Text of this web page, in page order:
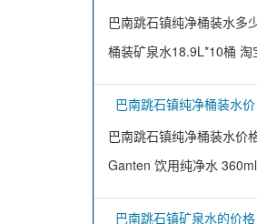
巴南跳石镇纯净桶装水多
桶装矿泉水18.9L*10桶
巴南跳石镇纯净桶装水价
巴南跳石镇纯净桶装水价
Ganten 饮用纯净水
巴南跳石镇矿泉水的价格